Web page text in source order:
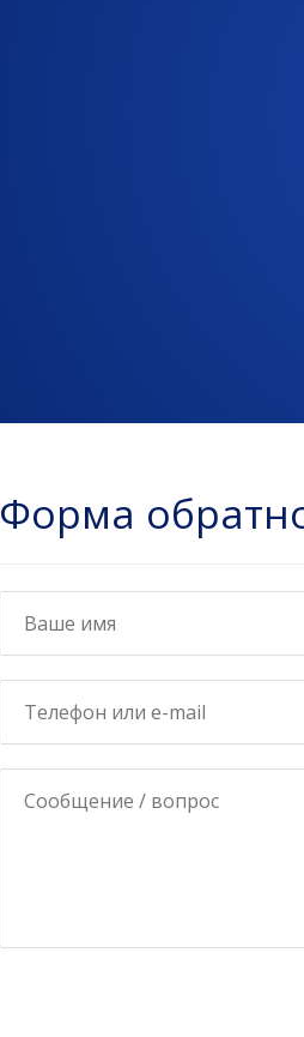
Форма